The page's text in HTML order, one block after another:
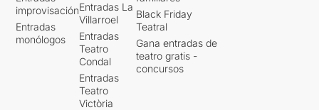
improvisación
Entradas
monólogos
Entradas La
Villarroel
Entradas
Teatro
Condal
Entradas
Teatro
Victòria
Black Friday
Teatral
Gana entradas de
teatro gratis -
concursos